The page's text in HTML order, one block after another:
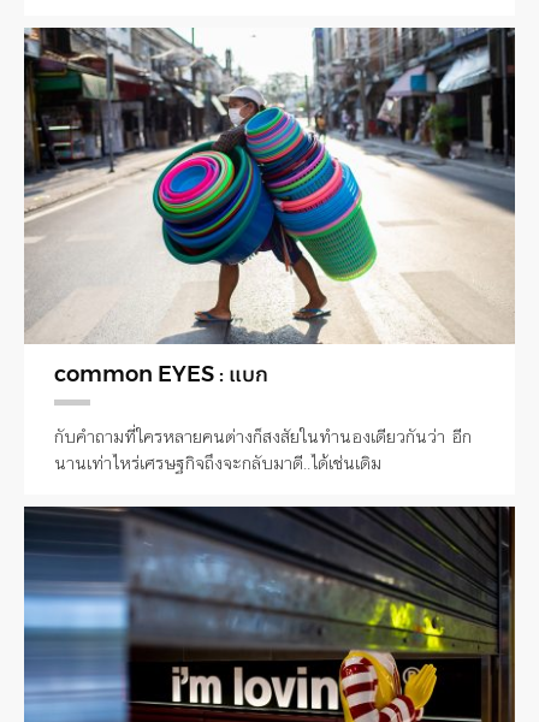
common EYES : แบก
กับคำถามที่ใครหลายคนต่างก็สงสัยในทำนองเดียวกันว่า อีก
นานเท่าไหร่เศรษฐกิจถึงจะกลับมาดี..ได้เช่นเดิม